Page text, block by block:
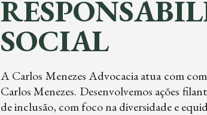
SOCIAL
A Carlos Menezes Advocacia atua com
Carlos Menezes. Desenvolvemos ações
de inclusão, com foco na diversidade e